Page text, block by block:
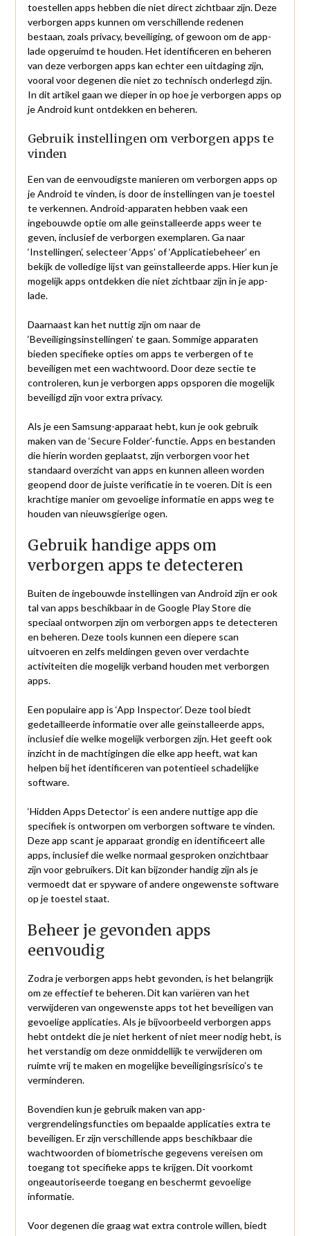
toestellen apps hebben die niet direct zichtbaar zijn. Deze
verborgen apps kunnen om verschillende redenen
bestaan, zoals privacy, beveiliging, of gewoon om de app-
lade opgeruimd te houden. Het identificeren en beheren
van deze verborgen apps kan echter een uitdaging zijn,
vooral voor degenen die niet zo technisch onderlegd zijn.
In dit artikel gaan we dieper in op hoe je verborgen apps op
je Android kunt ontdekken en beheren.
Gebruik instellingen om verborgen apps te
vinden
Een van de eenvoudigste manieren om verborgen apps op
je Android te vinden, is door de instellingen van je toestel
te verkennen. Android-apparaten hebben vaak een
ingebouwde optie om alle geïnstalleerde apps weer te
geven, inclusief de verborgen exemplaren. Ga naar
‘Instellingen’, selecteer ‘Apps’ of ‘Applicatiebeheer’ en
bekijk de volledige lijst van geïnstalleerde apps. Hier kun je
mogelijk apps ontdekken die niet zichtbaar zijn in je app-
lade.
Daarnaast kan het nuttig zijn om naar de
‘Beveiligingsinstellingen’ te gaan. Sommige apparaten
bieden specifieke opties om apps te verbergen of te
beveiligen met een wachtwoord. Door deze sectie te
controleren, kun je verborgen apps opsporen die mogelijk
beveiligd zijn voor extra privacy.
Als je een Samsung-apparaat hebt, kun je ook gebruik
maken van de ‘Secure Folder’-functie. Apps en bestanden
die hierin worden geplaatst, zijn verborgen voor het
standaard overzicht van apps en kunnen alleen worden
geopend door de juiste verificatie in te voeren. Dit is een
krachtige manier om gevoelige informatie en apps weg te
houden van nieuwsgierige ogen.
Gebruik handige apps om
verborgen apps te detecteren
Buiten de ingebouwde instellingen van Android zijn er ook
tal van apps beschikbaar in de Google Play Store die
speciaal ontworpen zijn om verborgen apps te detecteren
en beheren. Deze tools kunnen een diepere scan
uitvoeren en zelfs meldingen geven over verdachte
activiteiten die mogelijk verband houden met verborgen
apps.
Een populaire app is ‘App Inspector’. Deze tool biedt
gedetailleerde informatie over alle geïnstalleerde apps,
inclusief die welke mogelijk verborgen zijn. Het geeft ook
inzicht in de machtigingen die elke app heeft, wat kan
helpen bij het identificeren van potentieel schadelijke
software.
‘Hidden Apps Detector’ is een andere nuttige app die
specifiek is ontworpen om verborgen software te vinden.
Deze app scant je apparaat grondig en identificeert alle
apps, inclusief die welke normaal gesproken onzichtbaar
zijn voor gebruikers. Dit kan bijzonder handig zijn als je
vermoedt dat er spyware of andere ongewenste software
op je toestel staat.
Beheer je gevonden apps
eenvoudig
Zodra je verborgen apps hebt gevonden, is het belangrijk
om ze effectief te beheren. Dit kan variëren van het
verwijderen van ongewenste apps tot het beveiligen van
gevoelige applicaties. Als je bijvoorbeeld verborgen apps
hebt ontdekt die je niet herkent of niet meer nodig hebt, is
het verstandig om deze onmiddellijk te verwijderen om
ruimte vrij te maken en mogelijke beveiligingsrisico’s te
verminderen.
Bovendien kun je gebruik maken van app-
vergrendelingsfuncties om bepaalde applicaties extra te
beveiligen. Er zijn verschillende apps beschikbaar die
wachtwoorden of biometrische gegevens vereisen om
toegang tot specifieke apps te krijgen. Dit voorkomt
ongeautoriseerde toegang en beschermt gevoelige
informatie.
Voor degenen die graag wat extra controle willen, biedt